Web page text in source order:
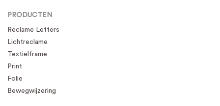
PRODUCTEN
Reclame Letters
Lichtreclame
Textielframe
Print
Folie
Bewegwijzering